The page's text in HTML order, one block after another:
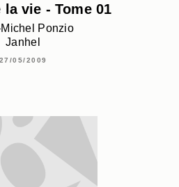
la vie - Tome 01
Ponzio
Janhel
27/05/2009